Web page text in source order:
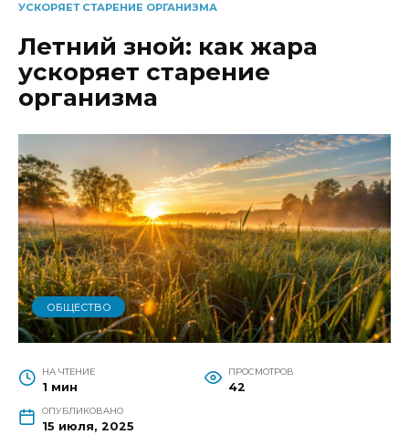
УСКОРЯЕТ СТАРЕНИЕ ОРГАНИЗМА
Летний зной: как жара
ускоряет старение
организма
ОБЩЕСТВО
НА ЧТЕНИЕ
1 мин
ПРОСМОТРОВ
42
ОПУБЛИКОВАНО
15 июля, 2025